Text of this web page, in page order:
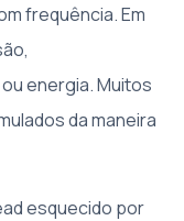
frequência. Em
energia. Muitos
da maneira
esquecido por